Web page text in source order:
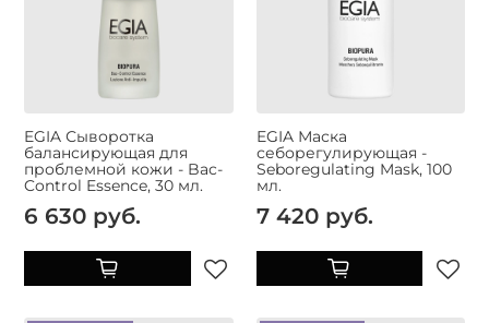
EGIA Сыворотка
балансирующая для
проблемной кожи - Bac-
Control Essence, 30 мл.
6 630 руб.
EGIA Маска
себорегулирующая -
Seboregulating Mask, 100
мл.
7 420 руб.